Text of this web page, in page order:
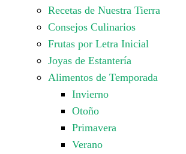
Recetas de Nuestra Tierra
Consejos Culinarios
Frutas por Letra Inicial
Joyas de Estantería
Alimentos de Temporada
Invierno
Otoño
Primavera
Verano